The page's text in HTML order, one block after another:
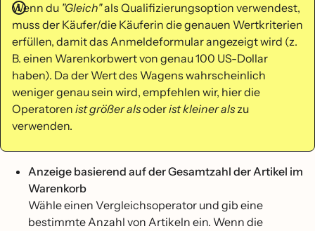
Wenn du "Gleich"als Qualifizierungsoption verwendest,
muss der Käufer/die Käuferin die genauen Wertkriterien
erfüllen, damit das Anmeldeformular angezeigt wird (z.
B. einen Warenkorbwert von genau 100 US-Dollar
haben). Da der Wert des Wagens wahrscheinlich
weniger genau sein wird, empfehlen wir, hier die
Operatoren ist größer alsoderist kleiner alszu
verwenden.
Anzeige basierend auf der Gesamtzahl der Artikel im
Warenkorb
Wähle einen Vergleichsoperator und gib eine
bestimmte Anzahl von Artikeln ein. Wenn die